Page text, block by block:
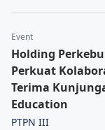
Event
Holding
Perkuat
Terima
Education
PTPN III